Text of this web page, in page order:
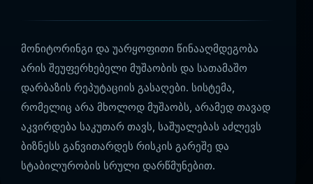
მონიტორინგი და უარყოფითი წინააღმდეგობა
არის შეუფერხებელი მუშაობის და სათამაშო
დარბაზის რეპუტაციის გასაღები. სისტემა,
რომელიც არა მხოლოდ მუშაობს, არამედ თავად
აკვირდება საკუთარ თავს, საშუალებას აძლევს
ბიზნესს განვითარდეს რისკის გარეშე და
სტაბილურობის სრული დარწმუნებით.